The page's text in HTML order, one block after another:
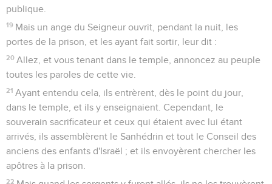
publique.
19 Mais un ange du Seigneur ouvrit, pendant la nuit, les
portes de la prison, et les ayant fait sortir, leur dit :
20 Allez, et vous tenant dans le temple, annoncez au peuple
toutes les paroles de cette vie.
21 Ayant entendu cela, ils entrèrent, dès le point du jour,
dans le temple, et ils y enseignaient. Cependant, le
souverain sacrificateur et ceux qui étaient avec lui étant
arrivés, ils assemblèrent le Sanhédrin et tout le Conseil des
anciens des enfants d'Israël ; et ils envoyèrent chercher les
apôtres à la prison.
22